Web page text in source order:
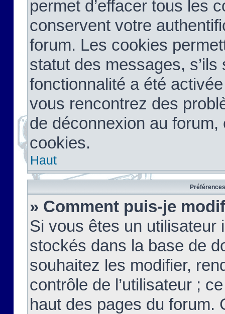
permet d’effacer tous les
conservent votre
forum. Les cookies
statut des messages,
fonctionnalité a été
vous rencontrez des
de déconnexion au
cookies.
Haut
» Comment puis-je
Si vous êtes un
stockés dans la base de
souhaitez les modifier,
contrôle de l’utilisateur ;
haut des pages du forum.